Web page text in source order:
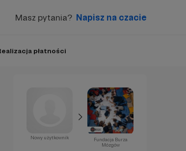
Masz pytania? Napisz na czacie
płatności
Nowy użytkownik
Fundacja Burza
Mózgów